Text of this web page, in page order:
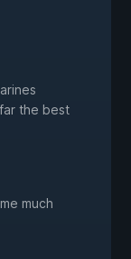
the best
much